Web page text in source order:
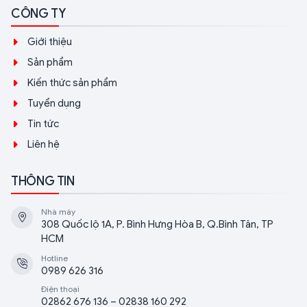
CÔNG TY
Giới thiệu
Sản phẩm
Kiến thức sản phẩm
Tuyển dụng
Tin tức
Liên hệ
THÔNG TIN
Nhà máy
308 Quốc lộ 1A, P. Bình Hưng Hòa B, Q.Bình Tân, TP
HCM
Hotline
0989 626 316
Điện thoại
02862 676 136 – 02838 160 292